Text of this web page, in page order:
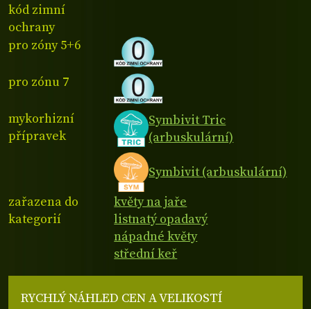
kód zimní
ochrany
pro zóny 5+6
pro zónu 7
mykorhizní
přípravek
Symbivit Tric
(arbuskulární)
Symbivit (arbuskulární)
zařazena do
kategorií
květy na jaře
listnatý opadavý
nápadné květy
střední keř
RYCHLÝ NÁHLED CEN A VELIKOSTÍ